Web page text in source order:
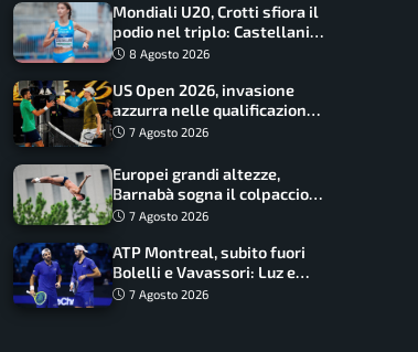
Mondiali U20, Crotti sfiora il
podio nel triplo: Castellani
da record, Succo in finale
8 Agosto 2026
US Open 2026, invasione
azzurra nelle qualificazioni:
17 italiani a caccia del main
7 Agosto 2026
Europei grandi altezze,
Barnabà sogna il colpaccio:
è leader a metà gara, Baraldi
7 Agosto 2026
ATP Montreal, subito fuori
Bolelli e Vavassori: Luz e
Matos fermano gli azzurri
7 Agosto 2026